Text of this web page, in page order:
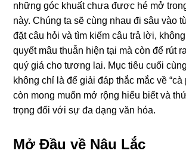
những góc khuất chưa được hé mở
này. Chúng ta sẽ cùng nhau đi sâu vào
đặt câu hỏi và tìm kiếm câu trả lời,
quyết mâu thuẫn hiện tại mà còn để rút
quý giá cho tương lai. Mục tiêu cuối
không chỉ là để giải đáp thắc mắc về “cà
còn mong muốn mở rộng hiểu biết và
trọng đối với sự đa dạng văn hóa.
Mở Đầu về Nâu Lắc